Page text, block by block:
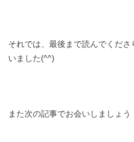
それでは、最後まで読んでくだ
いました(^^)
また次の記事でお会いしましょう